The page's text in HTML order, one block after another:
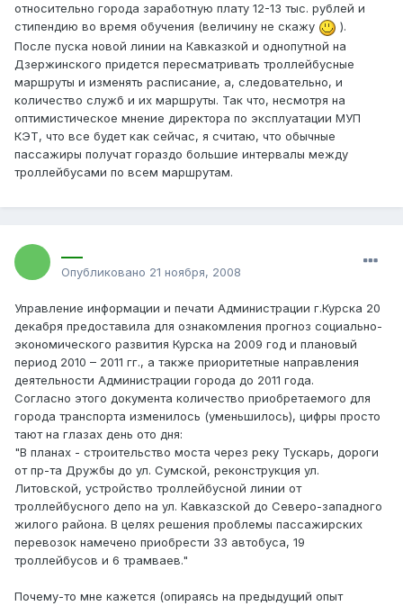
относительно города заработную плату 12-13 тыс. рублей и
стипендию во время обучения (величину не скажу
).
После пуска новой линии на Кавказкой и однопутной на
Дзержинского придется пересматривать троллейбусные
маршруты и изменять расписание, а, следовательно, и
количество служб и их маршруты. Так что, несмотря на
оптимистическое мнение директора по эксплуатации МУП
КЭТ, что все будет как сейчас, я считаю, что обычные
пассажиры получат гораздо большие интервалы между
троллейбусами по всем маршрутам.
Опубликовано 21 ноября, 2008
Управление информации и печати Администрации г.Курска 20
декабря предоставила для ознакомления прогноз социально-
экономического развития Курска на 2009 год и плановый
период 2010 – 2011 гг., а также приоритетные направления
деятельности Администрации города до 2011 года.
Согласно этого документа количество приобретаемого для
города транспорта изменилось (уменьшилось), цифры просто
тают на глазах день ото дня:
"В планах - строительство моста через реку Тускарь, дороги
от пр-та Дружбы до ул. Сумской, реконструкция ул.
Литовской, устройство троллейбусной линии от
троллейбусного депо на ул. Кавказской до Северо-западного
жилого района. В целях решения проблемы пассажирских
перевозок намечено приобрести 33 автобуса, 19
троллейбусов и 6 трамваев."
Почему-то мне кажется (опираясь на предыдущий опыт